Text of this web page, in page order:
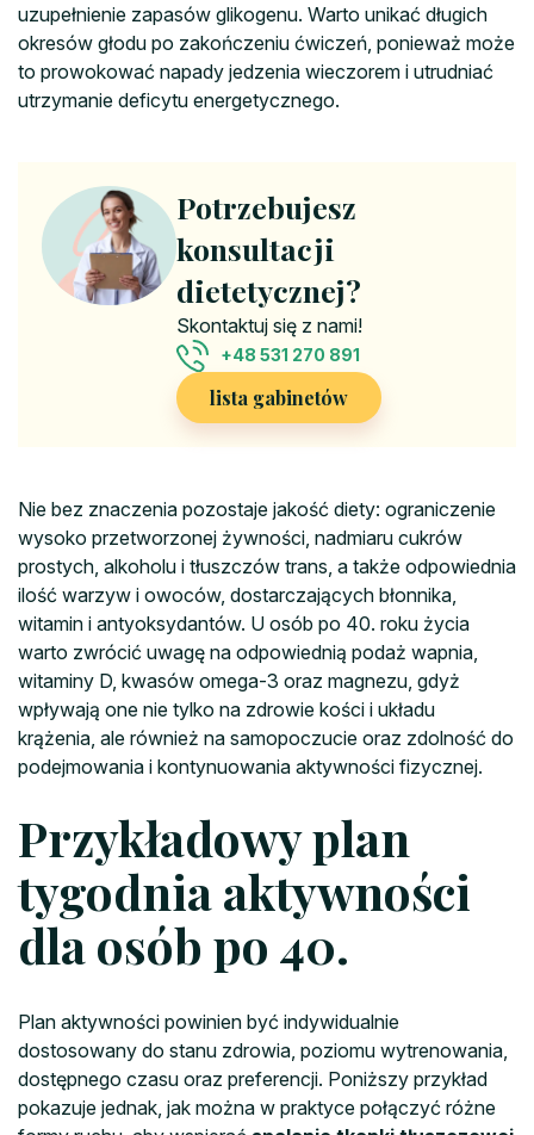
uzupełnienie zapasów glikogenu. Warto unikać długich
okresów głodu po zakończeniu ćwiczeń, ponieważ może
to prowokować napady jedzenia wieczorem i utrudniać
utrzymanie deficytu energetycznego.
Potrzebujesz
konsultacji
dietetycznej?
Skontaktuj się z nami!
+48 531 270 891
lista gabinetów
Nie bez znaczenia pozostaje jakość diety: ograniczenie
wysoko przetworzonej żywności, nadmiaru cukrów
prostych, alkoholu i tłuszczów trans, a także odpowiednia
ilość warzyw i owoców, dostarczających błonnika,
witamin i antyoksydantów. U osób po 40. roku życia
warto zwrócić uwagę na odpowiednią podaż wapnia,
witaminy D, kwasów omega-3 oraz magnezu, gdyż
wpływają one nie tylko na zdrowie kości i układu
krążenia, ale również na samopoczucie oraz zdolność do
podejmowania i kontynuowania aktywności fizycznej.
Przykładowy plan
tygodnia aktywności
dla osób po 40.
Plan aktywności powinien być indywidualnie
dostosowany do stanu zdrowia, poziomu wytrenowania,
dostępnego czasu oraz preferencji. Poniższy przykład
pokazuje jednak, jak można w praktyce połączyć różne